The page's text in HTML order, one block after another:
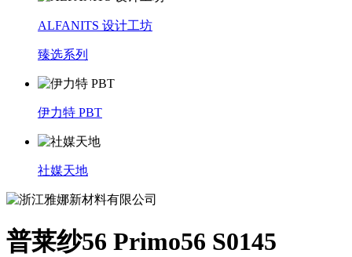
ALFANITS 设计工坊
臻选系列
伊力特 PBT
社媒天地
普莱纱56 Primo56 S0145